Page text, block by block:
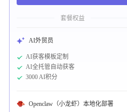
套餐权益
AI外贸员
AI获客模板定制
AI全托管自动获客
3000 AI积分
Openclaw（小龙虾）本地化部署